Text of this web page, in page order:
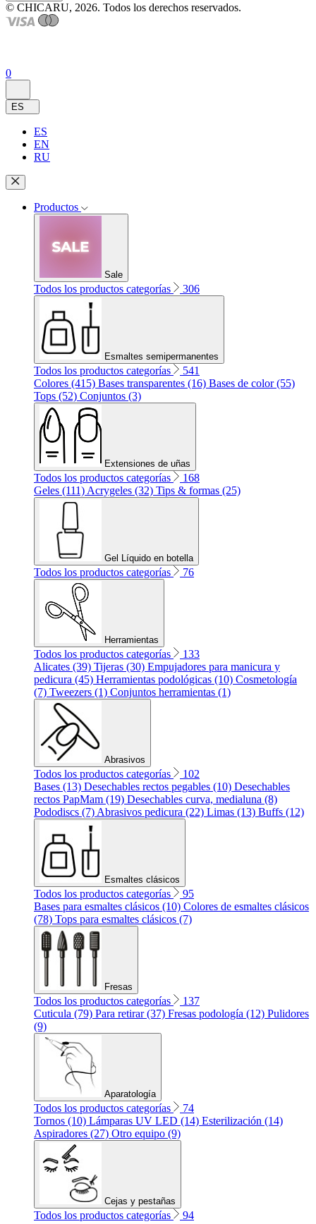
© CHICARU, 2026. Todos los derechos reservados.
0
ES
ES
EN
RU
Productos
Sale
Todos los productos categorías 306
Esmaltes semipermanentes
Todos los productos categorías
541
Colores (415) Bases transparentes (16) Bases de color (55)
Tops (52) Conjuntos (3)
Extensiones de uñas
Todos los productos categorías
168
Geles (111) Acrygeles (32) Tips & formas (25)
Gel Líquido en botella
Todos los productos categorías 76
Herramientas
Todos los productos categorías
133
Alicates (39) Tijeras (30) Empujadores para manicura y
pedicura (45) Herramientas podológicas (10) Cosmetología
(7) Tweezers (1) Conjuntos herramientas (1)
Abrasivos
Todos los productos categorías
102
Bases (13) Desechables rectos pegables (10) Desechables
rectos PapMam (19) Desechables curva, medialuna (8)
Pododiscs (7) Abrasivos pedicura (22) Limas (13) Buffs (12)
Esmaltes clásicos
Todos los productos categorías
95
Bases para esmaltes clásicos (10) Colores de esmaltes clásicos
(78) Tops para esmaltes clásicos (7)
Fresas
Todos los productos categorías
137
Cuticula (79) Para retirar (37) Fresas podología (12) Pulidores
(9)
Aparatología
Todos los productos categorías
74
Tornos (10) Lámparas UV LED (14) Esterilización (14)
Aspiradores (27) Otro equipo (9)
Cejas y pestañas
Todos los productos categorías
94